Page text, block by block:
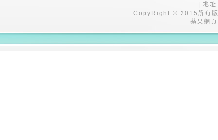
| 地
CopyRight © 2015所有版
蘋果網